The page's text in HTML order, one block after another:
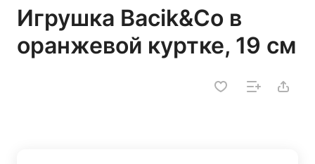
Игрушка Bacik&Co в
оранжевой куртке, 19 см